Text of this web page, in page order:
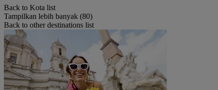
Back to Kota list
Tampilkan lebih banyak (80)
Back to other destinations list